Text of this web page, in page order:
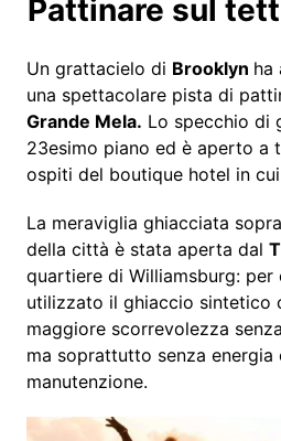
Pattinare sul
Un grattacielo di Brooklyn ha
una spettacolare pista di
Grande Mela. Lo specchio di
23esimo piano ed è aperto a
ospiti del boutique hotel in
La meraviglia ghiacciata
della città è stata aperta dal
quartiere di Williamsburg:
utilizzato il ghiaccio sintetico
maggiore scorrevolezza
ma soprattutto senza energia
manutenzione.